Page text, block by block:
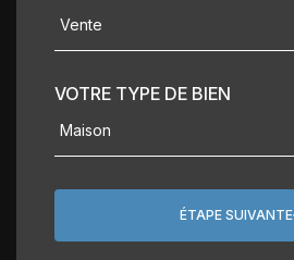
Vente
VOTRE TYPE DE BIEN
Maison
ÉTAPE SUIVANTE